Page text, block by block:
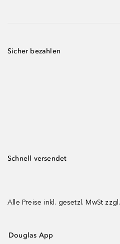
Sicher bezahlen
Schnell versendet
Alle Preise inkl. gesetzl. MwSt zzgl.
Douglas App